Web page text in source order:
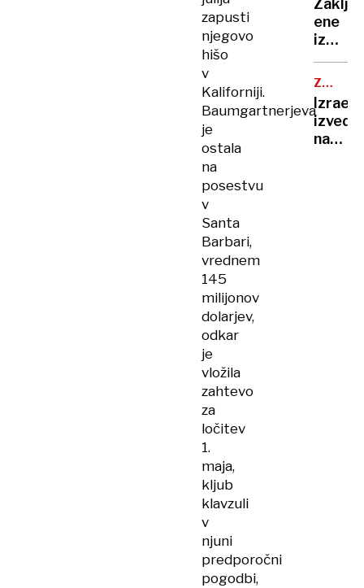
zapusti
njegovo
hišo
v
Kaliforniji.
Baumgartnerjeva
je
ostala
na
posestvu
v
Santa
Barbari,
vrednem
145
milijonov
dolarjev,
odkar
je
vložila
zahtevo
za
ločitev
1.
maja,
kljub
klavzuli
v
njuni
predporočni
pogodbi,
je
pela,
Robert
Golob
uplenil
ene
izmed
akcij,
našli
ZRAČNI
NAPAD
Izrael
izvedel
napad